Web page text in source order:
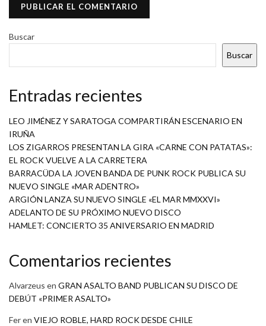
Buscar
Buscar
Entradas recientes
LEO JIMÉNEZ Y SARATOGA COMPARTIRÁN ESCENARIO EN
IRUÑA
LOS ZIGARROS PRESENTAN LA GIRA «CARNE CON PATATAS»:
EL ROCK VUELVE A LA CARRETERA
BARRACÜDA LA JOVEN BANDA DE PUNK ROCK PUBLICA SU
NUEVO SINGLE «MAR ADENTRO»
ARGIÓN LANZA SU NUEVO SINGLE «EL MAR MMXXVI»
ADELANTO DE SU PRÓXIMO NUEVO DISCO
HAMLET: CONCIERTO 35 ANIVERSARIO EN MADRID
Comentarios recientes
Alvarzeus en GRAN ASALTO BAND PUBLICAN SU DISCO DE
DEBÚT «PRIMER ASALTO»
Feren VIEJO ROBLE, HARD ROCK DESDE CHILE